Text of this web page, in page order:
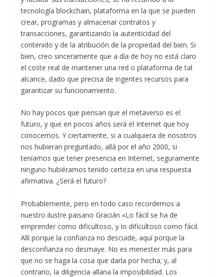
tecnología blockchain, plataforma en la que se pueden
crear, programas y almacenar contratos y
transacciones, garantizando la autenticidad del
contenido y de la atribución de la propiedad del bien. Si
bien, creo sinceramente que a día de hoy no está claro
el coste real de mantener una red o plataforma de tal
alcance, dado que precisa de ingentes recursos para
garantizar su funcionamiento.
No hay pocos que piensan que el metaverso es el
futuro, y que en pocos años será el Internet que hoy
conocemos. Y ciertamente, si a cualquiera de nosotros
nos hubieran preguntado, allá por el año 2000, si
teníamos que tener presencia en Internet, seguramente
ninguno hubiéramos tenido certeza en una respuesta
afirmativa. ¿Será el futuro?
Probablemente, pero en todo caso recordemos a
nuestro ilustre paisano Gracián «Lo fácil se ha de
emprender como dificultoso, y lo dificultoso como fácil.
Allí porque la confianza no descuide, aquí porque la
desconfianza no desmaye. No es menester más para
que no se haga la cosa que darla por hecha; y, al
contrario, la diligencia allana la imposibilidad. Los